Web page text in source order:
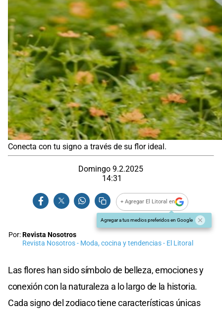
Conecta con tu signo a través de su flor ideal.
Domingo 9.2.2025
14:31
+ Agregar El Litoral en
Agregar a tus medios preferidos en Google
Por:Revista Nosotros
Revista Nosotros - Moda, cocina y tendencias - El Litoral
Las flores han sido símbolo de belleza, emociones y
conexión con la naturaleza a lo largo de la historia.
Cada signo del zodiaco tiene características únicas